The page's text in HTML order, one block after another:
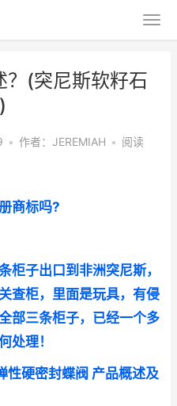
？(突尼斯软籽石
• 作者：JEREMIAH • 阅读
商标吗?
柜子出口到非洲突尼斯，
查柜，里面是玩具，有侵
部三条柜子，已经一个多
处理！
性硬密封蝶阀 产品概述及